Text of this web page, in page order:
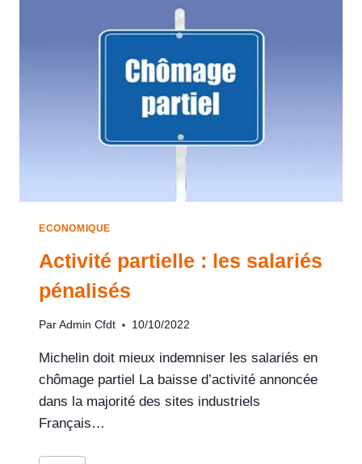
ECONOMIQUE
Activité partielle : les salariés
pénalisés
Par Admin Cfdt 10/10/2022
Michelin doit mieux indemniser les salariés en
chômage partiel La baisse d’activité annoncée
dans la majorité des sites industriels
Français…